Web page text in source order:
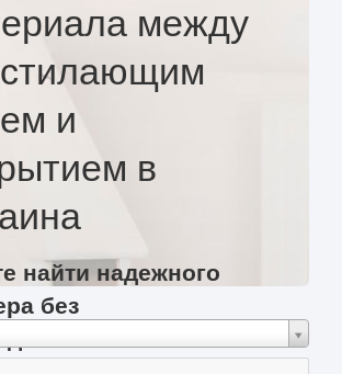
между
и
в
найти надежного
без
и